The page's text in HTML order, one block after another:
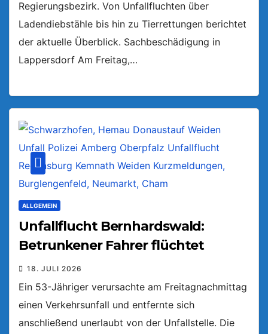
Regierungsbezirk. Von Unfallfluchten über
Ladendiebstähle bis hin zu Tierrettungen berichtet
der aktuelle Überblick. Sachbeschädigung in
Lappersdorf Am Freitag,…
ALLGEMEIN
Unfallflucht Bernhardswald:
Betrunkener Fahrer flüchtet
18. JULI 2026
Ein 53-Jähriger verursachte am Freitagnachmittag
einen Verkehrsunfall und entfernte sich
anschließend unerlaubt von der Unfallstelle. Die